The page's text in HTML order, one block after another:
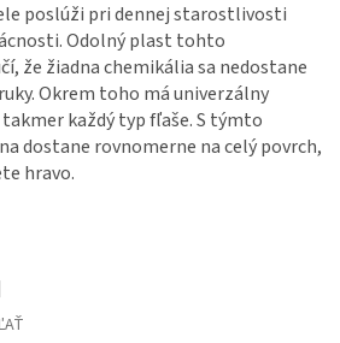
poslúži pri dennej starostlivosti
Odolný plast tohto
že žiadna chemikália sa nedostane
Okrem toho má univerzálny
každý typ fľaše. S týmto
dostane rovnomerne na celý povrch,
hravo.